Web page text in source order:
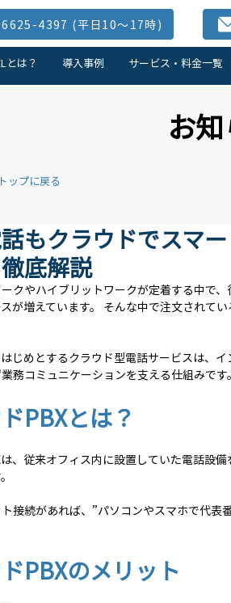
4397 (​平日10～17時)
とは？ 導入事例 サービス・料金一覧
お
ップに戻る
もクラウドでスマ
底解説
クやハイブリットワークが定着する中で
が増えています。 そんな中で注文されて
じめとするクラウド型電話サービスは、
務コミュニケーションを支える仕組みです
PBXとは？
、従来オフィス内に設置していた電話設
接続があれば、”パソコンやスマホで代表
PBXのメリット